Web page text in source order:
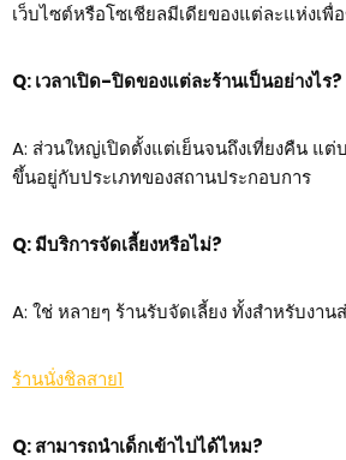
เว็บไซต์หรือโซเชียลมีเดียของแต่ละแห่งเพื่
Q: เวลาเปิด-ปิดของแต่ละร้านเป็นอย่างไร?
A: ส่วนใหญ่เปิดตั้งแต่เย็นจนถึงเที่ยงคืน แต่
ขึ้นอยู่กับประเภทของสถานประกอบการ
Q: มีบริการจัดเลี้ยงหรือไม่?
A: ใช่ หลายๆ ร้านรับจัดเลี้ยง ทั้งสำหรับงา
ร้านนั่งชิลสาย1
Q: สามารถนำเด็กเข้าไปได้ไหม?